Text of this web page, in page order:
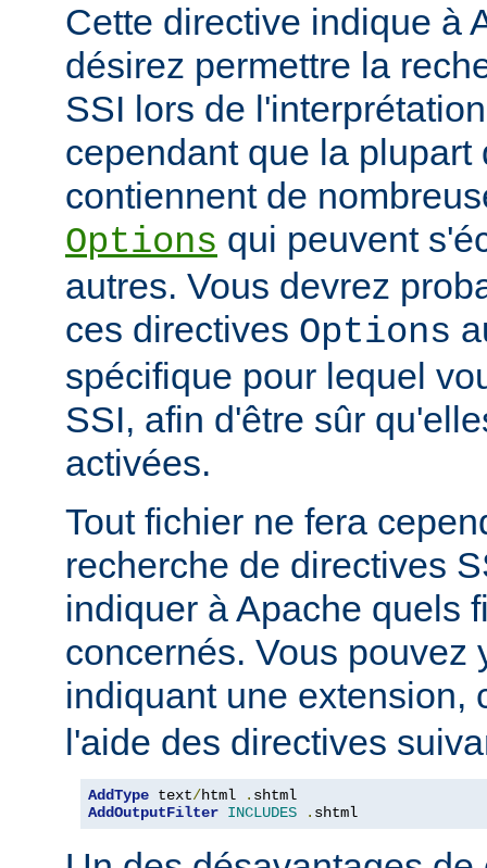
Cette directive indique à
désirez permettre la
SSI lors de
cependant que la
contiennent de
Options qui peuvent
autres. Vous devrez
ces directives Options
spécifique pour lequel
SSI, afin d'être sûr
activées.
Tout fichier ne fera
recherche de directives
indiquer à Apache quels
concernés. Vous pouvez
indiquant une extension,
l'aide des directives
AddType text/html .
AddOutputFilter INCLUDES . shtml